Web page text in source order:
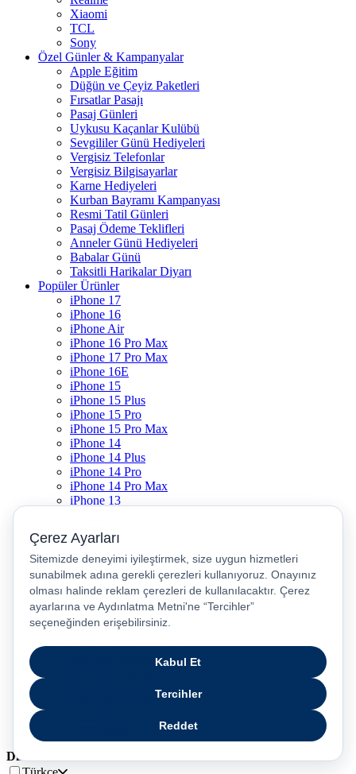
Xiaomi
TCL
Sony
Özel Günler & Kampanyalar
Apple Eğitim
Düğün ve Çeyiz Paketleri
Fırsatlar Pasajı
Pasaj Günleri
Uykusu Kaçanlar Kulübü
Sevgililer Günü Hediyeleri
Vergisiz Telefonlar
Vergisiz Bilgisayarlar
Karne Hediyeleri
Kurban Bayramı Kampanyası
Resmi Tatil Günleri
Pasaj Ödeme Teklifleri
Anneler Günü Hediyeleri
Babalar Günü
Taksitli Harikalar Diyarı
Popüler Ürünler
iPhone 17
iPhone 16
iPhone Air
iPhone 16 Pro Max
iPhone 17 Pro Max
iPhone 16E
iPhone 15
iPhone 15 Plus
iPhone 15 Pro
iPhone 15 Pro Max
iPhone 14
iPhone 14 Plus
iPhone 14 Pro
iPhone 14 Pro Max
iPhone 13
iPhone SE
Dyson Airwrap
Dyson V15
Dyson V15 Detect Submarine
Dyson Airstrait
Dyson V12
Dyson V8
Samsung Galaxy S25
Samsung Galaxy S25 Ultra
Dil